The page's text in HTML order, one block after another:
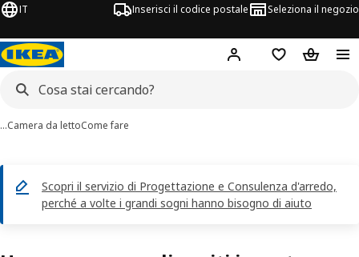
IT Inserisci il codice postale Seleziona il negozio
Hej! AccediLista deiCarrello
…Camera da lettoCome fare
Scopri il servizio di Progettazione e Consulenza d'arredo,
perché a volte i grandi sogni hanno bisogno di aiuto